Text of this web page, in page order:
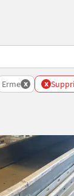
Erme x x